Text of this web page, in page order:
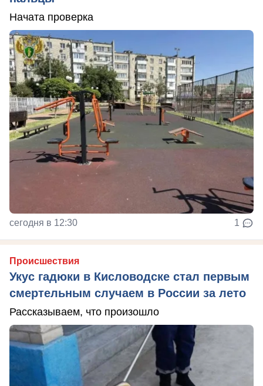
Начата проверка
сегодня в 12:30 1
Происшествия
Укус гадюки в Кисловодске стал первым
смертельным случаем в России за лето
Рассказываем, что произошло